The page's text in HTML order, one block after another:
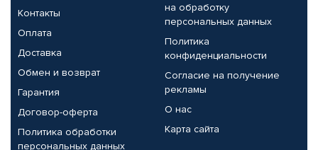
Контакты
Оплата
Доставка
Обмен и возврат
Гарантия
Договор-оферта
Политика обработки
персональных данных
на обработку
персональных данных
Политика
конфиденциальности
Согласие на получение
рекламы
О нас
Карта сайта